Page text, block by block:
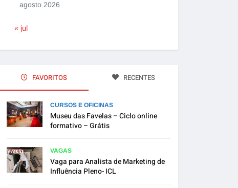
agosto 2026
« jul
FAVORITOS RECENTES
CURSOS E OFICINAS
Museu das Favelas – Ciclo online
formativo – Grátis
VAGAS
Vaga para Analista de Marketing de
Influência Pleno- ICL